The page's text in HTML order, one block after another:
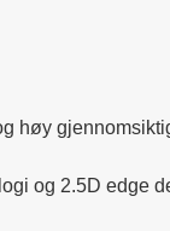
høy
og 2.5D edge